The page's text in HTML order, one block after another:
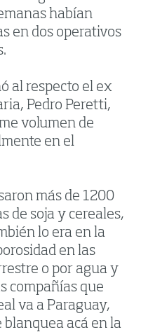
habían
en dos operativos
al respecto el ex
Pedro Peretti,
volumen de
en el
más de 1200
de soja y cereales,
lo era en la
en las
o por agua y
compañías que
va a Paraguay,
acá en la